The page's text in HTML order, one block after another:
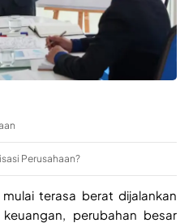
Perusahaan?
terasa berat dijalankan
perubahan besar